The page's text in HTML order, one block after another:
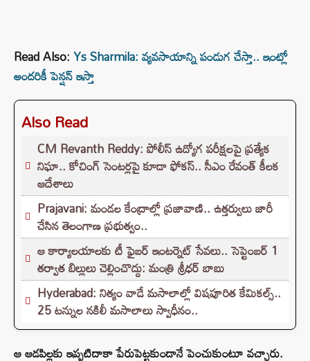
Read Also:Ys Sharmila: వ్యవసాయాన్ని పండుగ చేస్తా.. ఇంట్లో
అందరికీ పెన్షన్ ఇస్తా
Also Read
CM Revanth Reddy: పోలీస్ ఉద్యోగ పరీక్షలపై ప్రత్యేక
నిఘా.. కోచింగ్ సెంటర్లపై కూడా ఫోకస్.. సీఎం రేవంత్ కీలక
ఆదేశాలు
Prajavani: మండల కేంద్రాల్లో ప్రజావాణి.. ఉత్తర్వులు జారీ
చేసిన తెలంగాణ ప్రభుత్వం..
ఆ కార్యాలయాలకు టీ ఫైబర్ ఇంటర్నెట్ సేవలు.. సెప్టెంబర్ 1
తర్వాత బిల్లులు చెల్లించొద్దు: మంత్రి శ్రీధర్ బాబు
Hyderabad: నిత్యం వాడే మసాలాల్లో విషపూరిత కేమికల్స్..
25 టన్నుల నకిలీ మసాలాలు స్వాధీనం..
ఆ ఆడపిల్లకు ఇప్పటిదాకా పేరుపెట్టకుండానే పెంచుకుంటూ వచ్చారు.